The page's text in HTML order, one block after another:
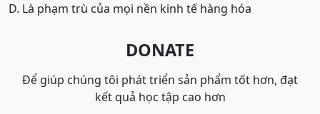
D. Là phạm trù của mọi nền kinh tế hàng hóa
DONATE
Để giúp chúng tôi phát triển sản phẩm tốt hơn, đạt
kết quả học tập cao hơn